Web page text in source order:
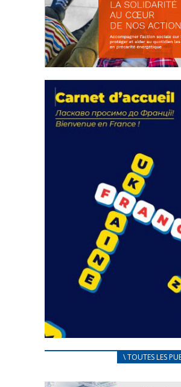
actions
18 septembre 2023
FEUILLETER
CARNET D’ACCUEIL
25 avril 2022
\ TOUTES LES